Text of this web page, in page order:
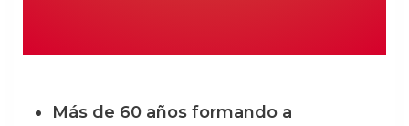
Más de 60 años formando a